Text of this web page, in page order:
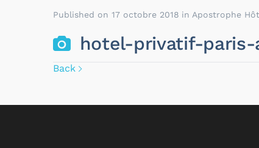
Published on 17 octobre 2018 in Apostrophe
hotel-privatif-
Back